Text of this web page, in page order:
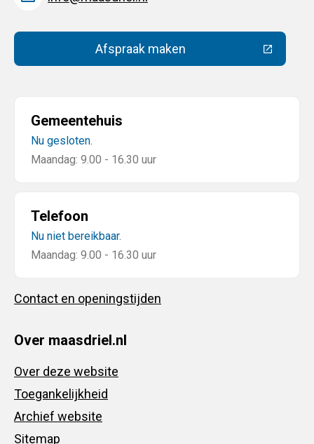
Afspraak maken(Deze link gaat naar een
Gemeentehuis
Nu gesloten.
Maandag: 9.00 - 16.30 uur
Telefoon
Nu niet bereikbaar.
Maandag: 9.00 - 16.30 uur
Contact en openingstijden
Over maasdriel.nl
Over deze website
Toegankelijkheid
Archief website
Sitemap